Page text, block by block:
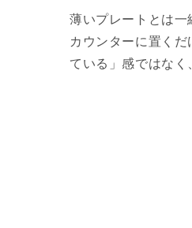
薄いプレートとは一
カウンターに置く
ている」感ではなく